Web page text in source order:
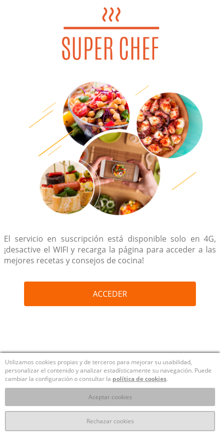
Utilizamos cookies propias y de terceros para mejorar su usabilidad,
personalizar el contenido y analizar estadísticamente su navegación. Puede
cambiar la configuración o consultar la política de cookies.
Aceptar cookies
Rechazar cookies
El servicio en suscripción está disponible solo en 4G,
¡desactive el WIFI y recarga la página para acceder a las
mejores recetas y consejos de cocina!
ACCEDER